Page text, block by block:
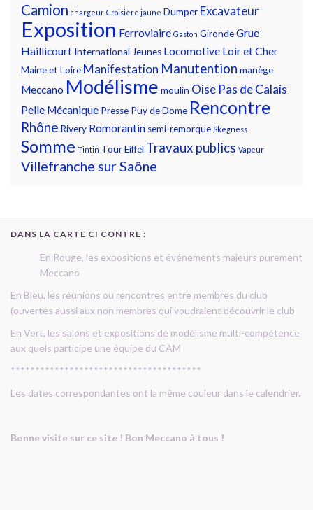
Camion chargeur Croisière jaune Dumper Excavateur
Exposition Ferroviaire Gaston GirondeGrue
Haillicourt International Jeunes Locomotive Loir et Cher
Maine et Loire Manifestation Manutention manège
Meccano Modélisme moulin Oise Pas de Calais
Pelle Mécanique Presse Puy de Dome Rencontre
Rhône Rivery Romorantin semi-remorque Skegness
Somme Tintin Tour Eiffel Travaux publics Vapeur
Villefranche sur Saône
DANS LA CARTE CI CONTRE :
En Rouge, les expositions et événements majeurs purement
Meccano
En Bleu, les réunions ou rencontres entre membres du club
(ouvertes aussi aux non membres qui voudraient découvrir le club
En Vert, les salons et expositions de modélisme multi-compétence
aux quels participe une équipe du CAM
***************************************
Les dates correspondantes ont la même couleur dans le calendrier.
Bonne visite sur ce site ! Bon Meccano à tous !